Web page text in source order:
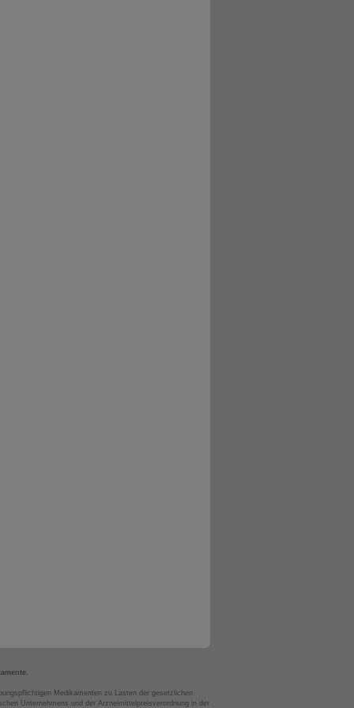
Medikamenten zu Lasten der gesetzlichen
Unternehmens und der Arzneimittelpreisverordnung in der